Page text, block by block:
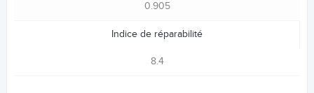
0.905
Indice de réparabilité
8.4